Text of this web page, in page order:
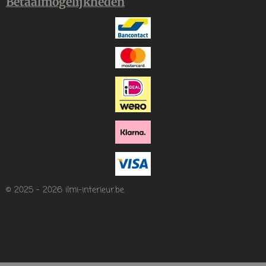
© 2025 - 2026 ilmi-interieur.be